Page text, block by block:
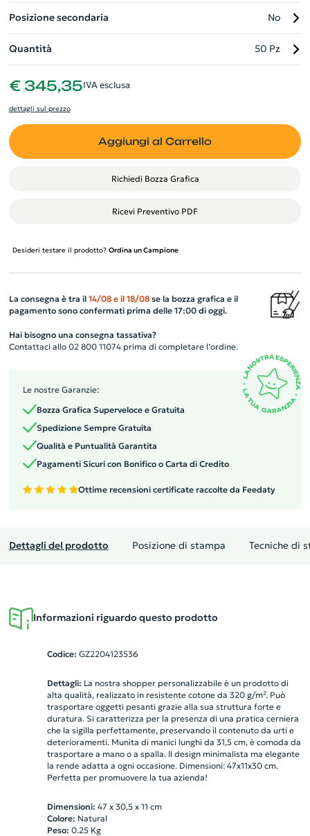
Posizione secondaria No
Quantità 50 Pz
€ 345,35IVA esclusa
dettagli sul prezzo
Aggiungi al Carrello
Richiedi Bozza Grafica
Ricevi Preventivo PDF
Desideri testare il prodotto? Ordina un Campione
La consegna è tra il 14/08 e il 18/08se la bozza grafica e il
pagamento sono confermati prima delle 17:00 di oggi.
Hai bisogno una consegna tassativa?
Contattaci allo 02 800 11074 prima di completare l’ordine.
Le nostre Garanzie:
Bozza Grafica Superveloce e Gratuita
Spedizione Sempre Gratuita
Qualità e Puntualità Garantita
Pagamenti Sicuri con Bonifico o Carta di Credito
Ottime recensioni certificate raccolte da Feedaty
Dettagli del prodotto Posizione di stampa Tecniche di
Informazioni riguardo questo prodotto
Codice: GZ2204123536
Dettagli: La nostra shopper personalizzabile è un prodotto di
alta qualità, realizzato in resistente cotone da 320 g/m². Può
trasportare oggetti pesanti grazie alla sua struttura forte e
duratura. Si caratterizza per la presenza di una pratica cerniera
che la sigilla perfettamente, preservando il contenuto da urti e
deterioramenti. Munita di manici lunghi da 31,5 cm, è comoda da
trasportare a mano o a spalla. Il design minimalista ma elegante
la rende adatta a ogni occasione. Dimensioni: 47x11x30 cm.
Perfetta per promuovere la tua azienda!
Dimensioni: 47 x 30,5 x 11 cm
Colore: Natural
Peso: 0.25Kg